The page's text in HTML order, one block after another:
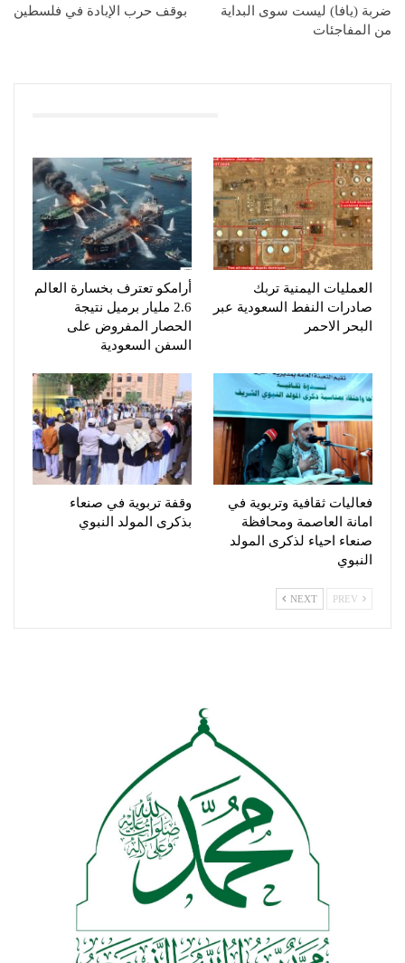
ضربة (يافا) ليست سوى البداية
من المفاجئات
بوقف حرب الإبادة في فلسطين
العمليات اليمنية تربك
صادرات النفط السعودية عبر
البحر الاحمر
أرامكو تعترف بخسارة العالم
2.6 مليار برميل نتيجة
الحصار المفروض على
السفن السعودية
فعاليات ثقافية وتربوية في
امانة العاصمة ومحافظة
صنعاء احياء لذكرى المولد
النبوي
وقفة تربوية في صنعاء
بذكرى المولد النبوي
NEXT